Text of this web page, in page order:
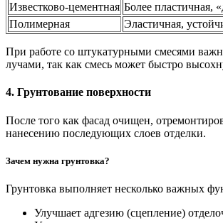
Известково-цементная Более пластичная,
Полимерная
Эластичная,
При работе со штукатурными смесями
лучами, так как смесь может быстро
4. Грунтование поверхности
После того как фасад очищен,
нанесению последующих слоев отделки.
Зачем нужна грунтовка?
Грунтовка выполняет несколько важных
Улучшает адгезию (сцепление)